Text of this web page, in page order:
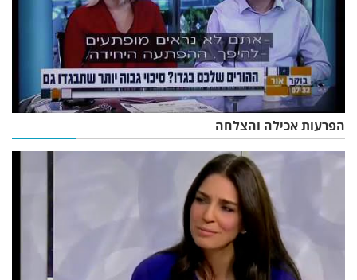
הפרעות אכילה והצלחה